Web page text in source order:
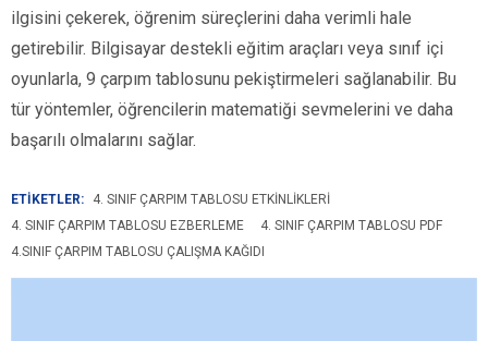
ilgisini çekerek, öğrenim süreçlerini daha verimli hale
getirebilir. Bilgisayar destekli eğitim araçları veya sınıf içi
oyunlarla, 9 çarpım tablosunu pekiştirmeleri sağlanabilir. Bu
tür yöntemler, öğrencilerin matematiği sevmelerini ve daha
başarılı olmalarını sağlar.
ETİKETLER:
4. SINIF ÇARPIM TABLOSU ETKINLIKLERI
4. SINIF ÇARPIM TABLOSU EZBERLEME
4. SINIF ÇARPIM TABLOSU PDF
4.SINIF ÇARPIM TABLOSU ÇALIŞMA KAĞIDI